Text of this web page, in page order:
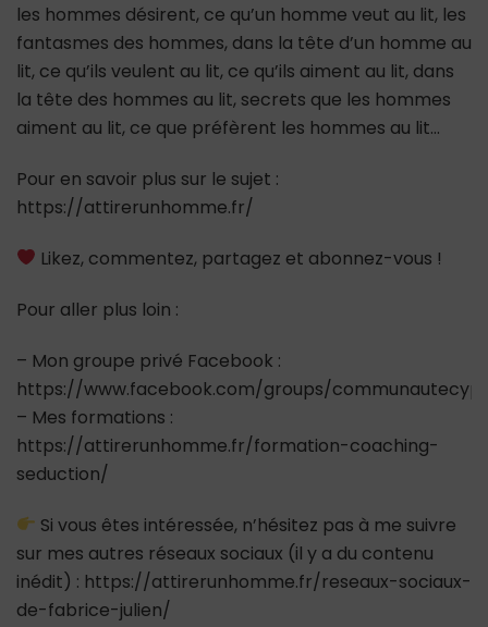
les hommes désirent, ce qu’un homme veut au lit, les
fantasmes des hommes, dans la tête d’un homme au
lit, ce qu’ils veulent au lit, ce qu’ils aiment au lit, dans
la tête des hommes au lit, secrets que les hommes
aiment au lit, ce que préfèrent les hommes au lit…
Pour en savoir plus sur le sujet :
https://attirerunhomme.fr/
Likez, commentez, partagez et abonnez-vous !
Pour aller plus loin :
– Mon groupe privé Facebook :
https://www.facebook.com/groups/
– Mes formations :
https://attirerunhomme.fr/formation-coaching-
seduction/
Si vous êtes intéressée, n’hésitez pas à me suivre
sur mes autres réseaux sociaux (il y a du contenu
inédit) : https://attirerunhomme.fr/reseaux-sociaux-
de-fabrice-julien/